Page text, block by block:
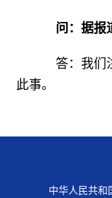
问：据报
答：我们注
此事。
中华人民共和